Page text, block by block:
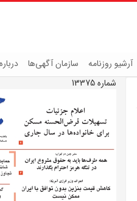
آرشیو روزنامه سازمان آگهی‌ها
شماره 13375